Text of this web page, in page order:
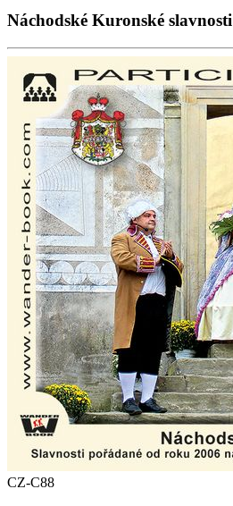
Náchodské Kuronské slavnosti
CZ-C88